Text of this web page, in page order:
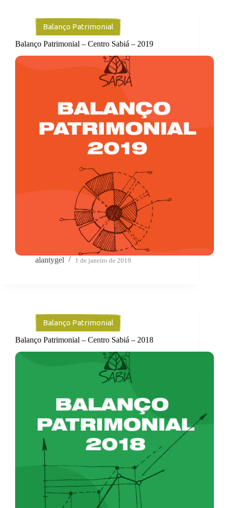
Balanço Patrimonial
Balanço Patrimonial – Centro Sabiá – 2019
alantygel 1 de janeiro de 2019
Balanço Patrimonial
Balanço Patrimonial – Centro Sabiá – 2018